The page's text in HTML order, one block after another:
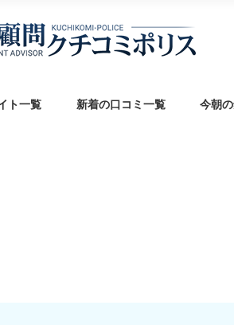
ト一覧 新着の口コミ一覧 今朝